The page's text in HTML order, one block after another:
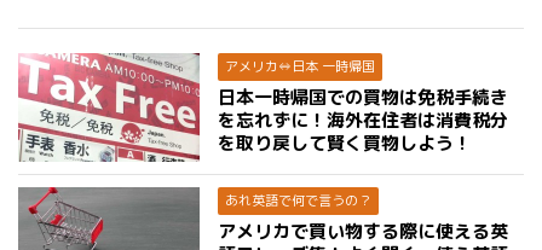
アメリカ⇔日本 一時帰国
日本一時帰国での買物は免税手続き
を忘れずに！海外在住者は消費税分
を取り戻して賢く買物しよう！
あれ英語で何で言うの？
アメリカで買い物する際に使える英